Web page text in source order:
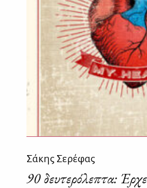
Σάκης Σερέφας
90 δευτερόλεπτα: